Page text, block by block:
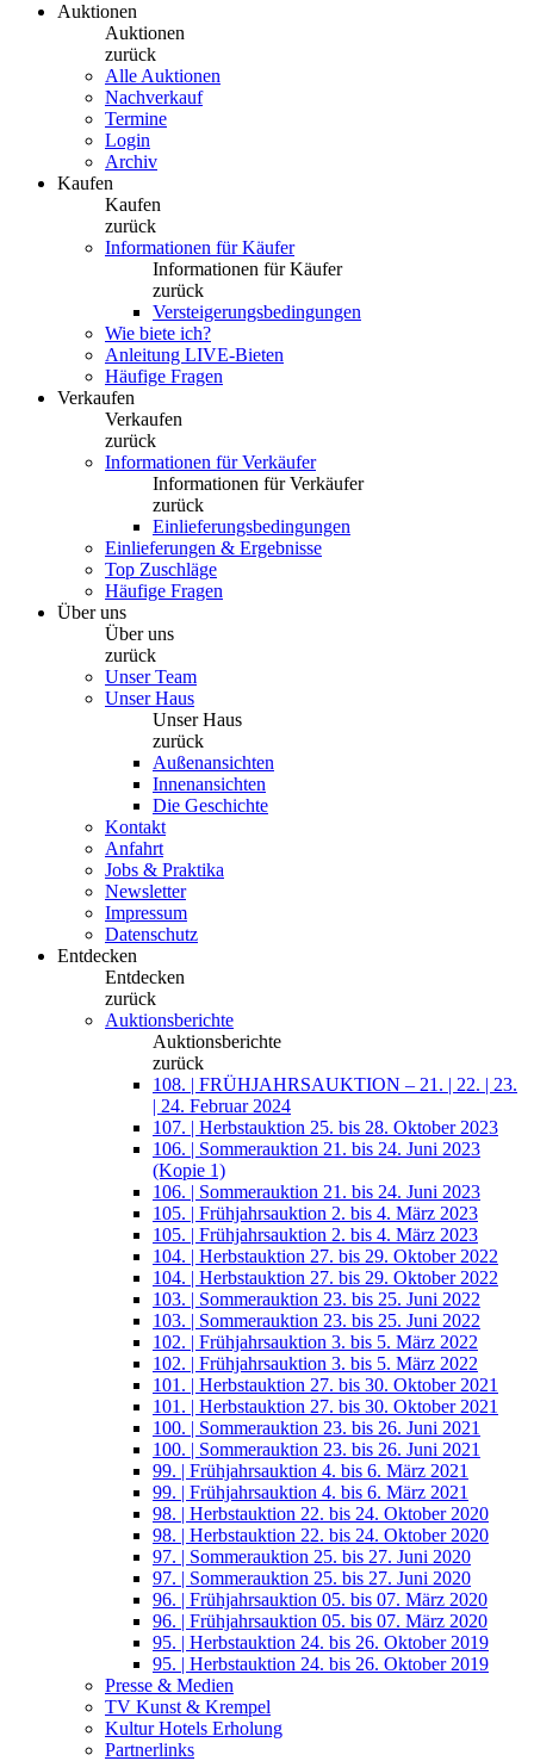
Auktionen
Auktionen
zurück
Alle Auktionen
Nachverkauf
Termine
Login
Archiv
Kaufen
Kaufen
zurück
Informationen für Käufer
Informationen für Käufer
zurück
Versteigerungsbedingungen
Wie biete ich?
Anleitung LIVE-Bieten
Häufige Fragen
Verkaufen
Verkaufen
zurück
Informationen für Verkäufer
Informationen für Verkäufer
zurück
Einlieferungsbedingungen
Einlieferungen & Ergebnisse
Top Zuschläge
Häufige Fragen
Über uns
Über uns
zurück
Unser Team
Unser Haus
Unser Haus
zurück
Außenansichten
Innenansichten
Die Geschichte
Kontakt
Anfahrt
Jobs & Praktika
Newsletter
Impressum
Datenschutz
Entdecken
Entdecken
zurück
Auktionsberichte
Auktionsberichte
zurück
108. | FRÜHJAHRSAUKTION – 21. | 22. | 23.
| 24. Februar 2024
107. | Herbstauktion 25. bis 28. Oktober 2023
106. | Sommerauktion 21. bis 24. Juni 2023
(Kopie 1)
106. | Sommerauktion 21. bis 24. Juni 2023
105. | Frühjahrsauktion 2. bis 4. März 2023
105. | Frühjahrsauktion 2. bis 4. März 2023
104. | Herbstauktion 27. bis 29. Oktober 2022
104. | Herbstauktion 27. bis 29. Oktober 2022
103. | Sommerauktion 23. bis 25. Juni 2022
103. | Sommerauktion 23. bis 25. Juni 2022
102. | Frühjahrsauktion 3. bis 5. März 2022
102. | Frühjahrsauktion 3. bis 5. März 2022
101. | Herbstauktion 27. bis 30. Oktober 2021
101. | Herbstauktion 27. bis 30. Oktober 2021
100. | Sommerauktion 23. bis 26. Juni 2021
100. | Sommerauktion 23. bis 26. Juni 2021
99. | Frühjahrsauktion 4. bis 6. März 2021
99. | Frühjahrsauktion 4. bis 6. März 2021
98. | Herbstauktion 22. bis 24. Oktober 2020
98. | Herbstauktion 22. bis 24. Oktober 2020
97. | Sommerauktion 25. bis 27. Juni 2020
97. | Sommerauktion 25. bis 27. Juni 2020
96. | Frühjahrsauktion 05. bis 07. März 2020
96. | Frühjahrsauktion 05. bis 07. März 2020
95. | Herbstauktion 24. bis 26. Oktober 2019
95. | Herbstauktion 24. bis 26. Oktober 2019
Presse & Medien
TV Kunst & Krempel
Kultur Hotels Erholung
Partnerlinks